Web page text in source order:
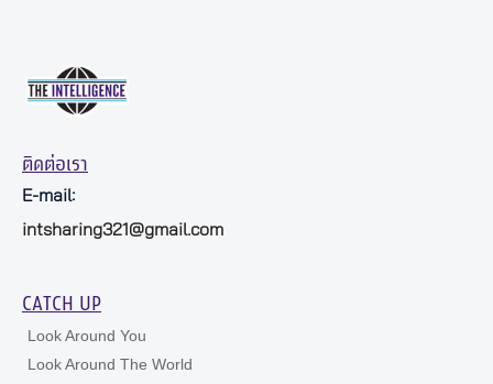
ติดต่อเรา
E-mail:
intsharing321@gmail.com
CATCH UP
Look Around You
Look Around The World